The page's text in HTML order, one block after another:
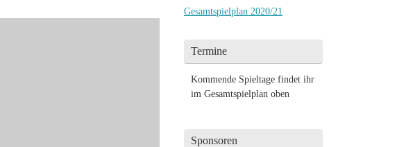
Gesamtspielplan 2020/21
Termine
Kommende Spieltage findet ihr
im Gesamtspielplan oben
Sponsoren